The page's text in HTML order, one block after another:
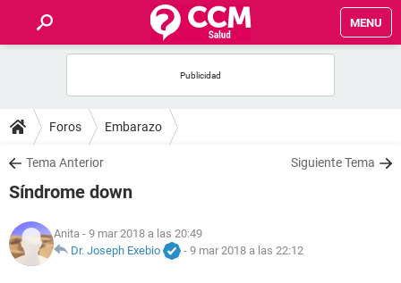
MENU
FOROS
SALUD
NUTRICIÓN
Foros Embarazo
Tema Anterior Siguiente Tema
Síndrome down
Anita - 9 mar 2018 a las 20:49
Dr. Joseph Exebio
- 9 mar 2018 a las 22:12